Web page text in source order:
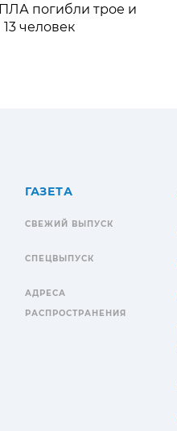
погибли трое и
человек
ГАЗЕТА
СВЕЖИЙ ВЫПУСК
СПЕЦВЫПУСК
АДРЕСА
РАСПРОСТРАНЕНИЯ